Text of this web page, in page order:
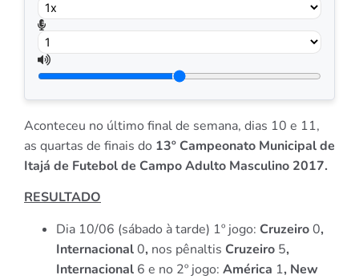
Aconteceu no último final de semana, dias 10 e 11,
as quartas de finais do 13º Campeonato Municipal de
Itajá de Futebol de Campo Adulto Masculino 2017.
RESULTADO
Dia 10/06 (sábado à tarde) 1º jogo: Cruzeiro0,
Internacional0, nos pênaltis Cruzeiro 5,
Internacional 6 e no 2º jogo: América 1, New